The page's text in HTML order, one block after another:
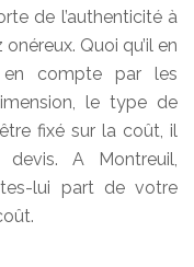
de l’authenticité à
Quoi qu’il en
en compte par les
le type de
fixé sur la coût, il
A Montreuil,
lui part de votre